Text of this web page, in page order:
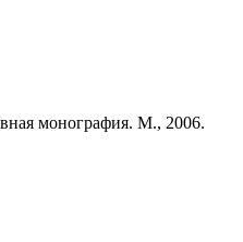
монография. М., 2006.